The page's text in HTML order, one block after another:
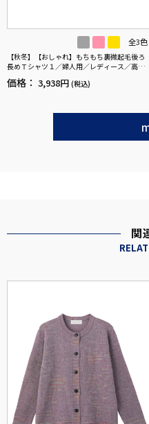
全3色
【秋冬】【おしゃれ】もちもち裏微起毛後ろ
長めＴシャツ１／婦人用／レディース／高齢
者／シニア／乾燥機OK（低温）／名前記入欄
付／名前が書ける／身幅ゆったり／ギフト／
価格： 3,938円 (税込)
関